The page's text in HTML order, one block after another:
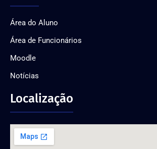
Área do Aluno
Área de Funcionários
Moodle
Notícias
Localização